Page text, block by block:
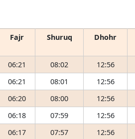
Fajr Shuruq Dhohr
06:21 08:02 12:56
06:21 08:01 12:56
06:20 08:00 12:56
06:18 07:59 12:56
06:17 07:57 12:56